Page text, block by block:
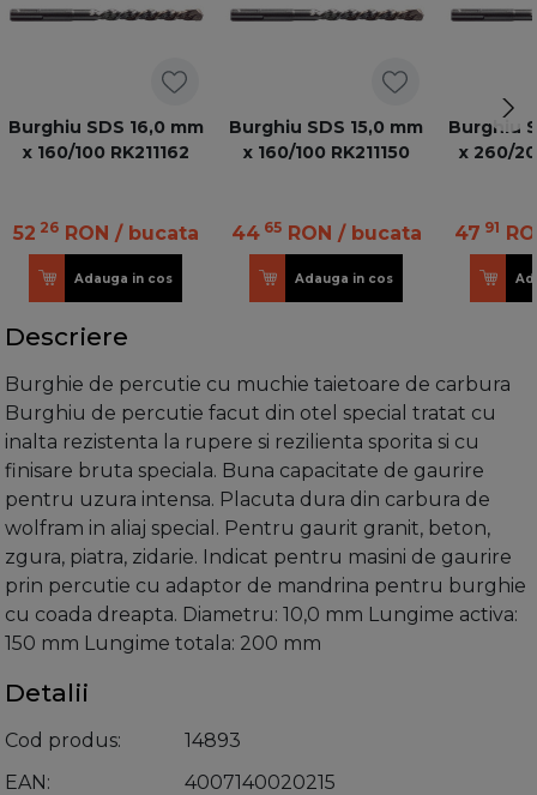
Burghiu SDS 16,0 mm
x 160/100 RK211162
52 26 RON / bucata
Adauga in cos
Burghiu SDS 15,0 mm
x 160/100 RK211150
44 65 RON / bucata
Adauga in cos
Burghiu
x 260/
47 91
Descriere
Burghie de percutie cu muchie taietoare de carbura
Burghiu de percutie facut din otel special tratat cu
inalta rezistenta la rupere si rezilienta sporita si cu
finisare bruta speciala. Buna capacitate de gaurire
pentru uzura intensa. Placuta dura din carbura de
wolfram in aliaj special. Pentru gaurit granit, beton,
zgura, piatra, zidarie. Indicat pentru masini de gaurire
prin percutie cu adaptor de mandrina pentru burghie
cu coada dreapta. Diametru: 10,0 mm Lungime activa:
150 mm Lungime totala: 200 mm
Detalii
Cod produs
14893
EAN
4007140020215